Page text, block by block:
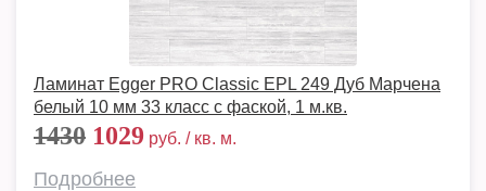
Ламинат Egger PRO Classic EPL 249 Дуб Марчена
белый 10 мм 33 класс с фаской, 1 м.кв.
1430 1029 руб. / кв. м.
Подробнее